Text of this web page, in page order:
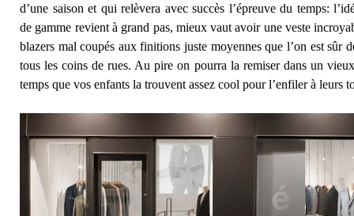
d’une saison et qui relèvera avec succès l’épreuve du temps:
de gamme revient à grand pas, mieux vaut avoir une veste
blazers mal coupés aux finitions juste moyennes que l’on est sûr
tous les coins de rues. Au pire on pourra la remiser dans un
temps que vos enfants la trouvent assez cool pour l’enfiler à leurs